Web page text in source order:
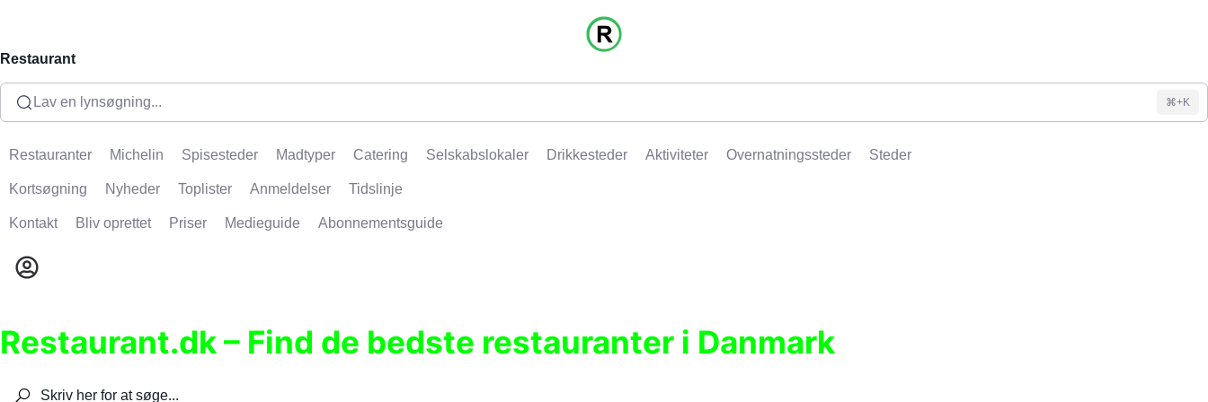
Restaurant
Lav en lynsøgning... ⌘+K
Restauranter Michelin Spisesteder Madtyper Catering Selskabslokaler Drikkesteder Aktiviteter Overnatningssteder Steder
Kortsøgning Nyheder Toplister Anmeldelser Tidslinje
Kontakt Bliv oprettet Priser Medieguide Abonnementsguide
Restaurant.dk – Find de bedste restauranter i Danmark